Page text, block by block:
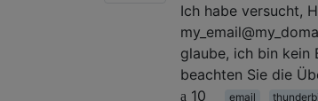
Ich habe versucht,
glaube, ich bin kein
beachten Sie die
10
email